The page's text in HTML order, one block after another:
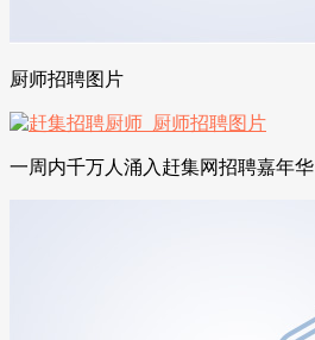
厨师招聘图片
一周内千万人涌入赶集网招聘嘉年华